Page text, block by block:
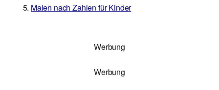
Malen nach Zahlen für Kinder
Werbung
Werbung